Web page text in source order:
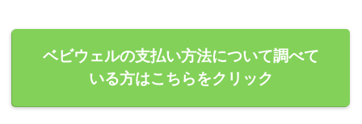
ベビウェルの支払い方法について調べて
いる方はこちらをクリック